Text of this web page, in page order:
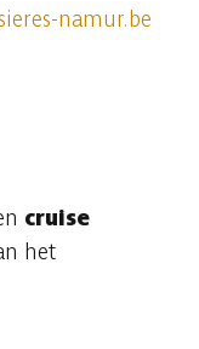
namur.be
cruise
het